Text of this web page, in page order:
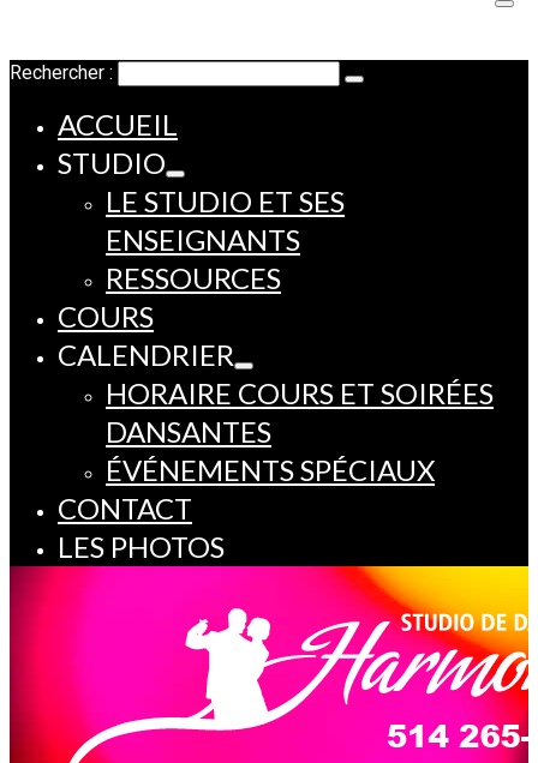
Rechercher :
ACCUEIL
STUDIO
LE STUDIO ET SES
ENSEIGNANTS
RESSOURCES
COURS
CALENDRIER
HORAIRE COURS ET SOIRÉES
DANSANTES
ÉVÉNEMENTS SPÉCIAUX
CONTACT
LES PHOTOS